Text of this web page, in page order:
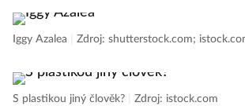
Iggy Azalea Zdroj: shutterstock.com;
S plastikou jiný člověk? Zdroj: istock.com